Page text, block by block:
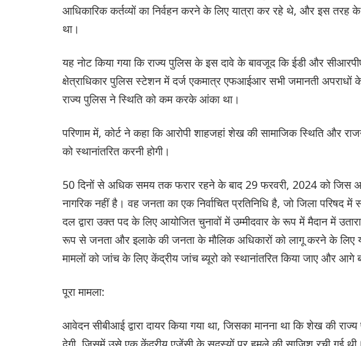
आधिकारिक कर्तव्यों का निर्वहन करने के लिए यात्रा कर रहे थे, और इस तरह के
था।
यह नोट किया गया कि राज्य पुलिस के इस दावे के बावजूद कि ईडी और
क्षेत्राधिकार पुलिस स्टेशन में दर्ज एकमात्र एफआईआर सभी जमानती
राज्य पुलिस ने स्थिति को कम करके आंका था।
परिणाम में, कोर्ट ने कहा कि आरोपी शाहजहां शेख की सामाजिक स्थिति और
को स्थानांतरित करनी होगी।
50 दिनों से अधिक समय तक फरार रहने के बाद 29 फरवरी, 2024 को जिस
नागरिक नहीं है। वह जनता का एक निर्वाचित प्रतिनिधि है, जो जिला परिषद
दल द्वारा उक्त पद के लिए आयोजित चुनावों में उम्मीदवार के रूप में मैदान में
रूप से जनता और इलाके की जनता के मौलिक अधिकारों को लागू करने के लिए
मामलों को जांच के लिए केंद्रीय जांच ब्यूरो को स्थानांतरित किया जाए और आगे
पूरा मामला:
आवेदन सीबीआई द्वारा दायर किया गया था, जिसका मानना था कि शेख की